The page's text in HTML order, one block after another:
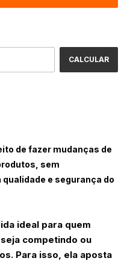
CALCULAR
de fazer mudanças de
sem
e segurança do
ideal para quem
competindo ou
Para isso, ela aposta